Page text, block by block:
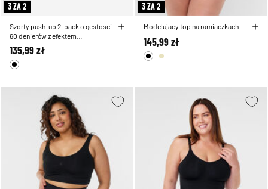
3 ZA 2
Szorty push-up 2-pack o gestosci
60 denierów z efektem
modelujacym
135,99 zł
3 ZA 2
Modelujacy top na ramiaczkach
145,99 zł